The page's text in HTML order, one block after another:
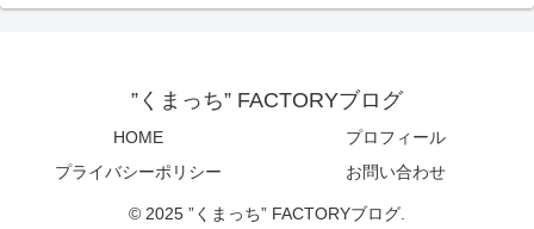
”くまっち” FACTORYブログ
HOME
プロフィール
プライバシーポリシー
お問い合わせ
© 2025 ”くまっち” FACTORYブログ.